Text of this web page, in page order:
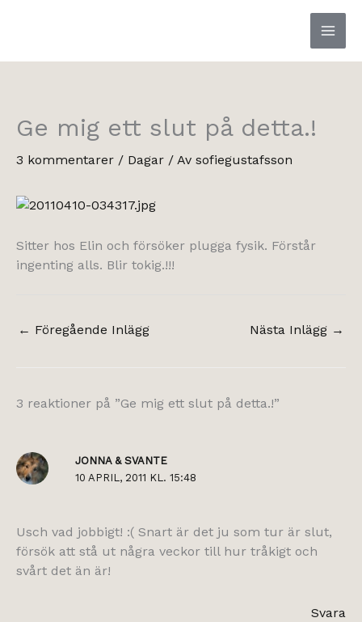
Ge mig ett slut på detta.!
3 kommentarer / Dagar / Av sofiegustafsson
Sitter hos Elin och försöker plugga fysik. Förstår
ingenting alls. Blir tokig.!!!
← Föregående Inlägg Nästa Inlägg →
3 reaktioner på ”Ge mig ett slut på detta.!”
JONNA & SVANTE
10 APRIL, 2011 KL. 15:48
Usch vad jobbigt! :( Snart är det ju som tur är slut,
försök att stå ut några veckor till hur tråkigt och
svårt det än är!
Svara